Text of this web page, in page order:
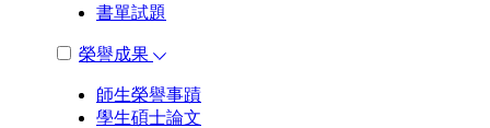
書單試題
榮譽成果
師生榮譽事蹟
學生碩士論文